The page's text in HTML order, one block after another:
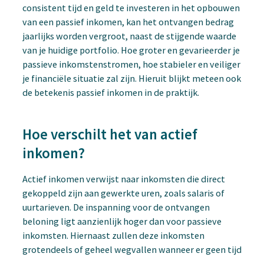
consistent tijd en geld te investeren in het opbouwen
van een passief inkomen, kan het ontvangen bedrag
jaarlijks worden vergroot, naast de stijgende waarde
van je huidige portfolio. Hoe groter en gevarieerder je
passieve inkomstenstromen, hoe stabieler en veiliger
je financiële situatie zal zijn. Hieruit blijkt meteen ook
de betekenis passief inkomen in de praktijk.
Hoe verschilt het van actief
inkomen?
Actief inkomen verwijst naar inkomsten die direct
gekoppeld zijn aan gewerkte uren, zoals salaris of
uurtarieven. De inspanning voor de ontvangen
beloning ligt aanzienlijk hoger dan voor passieve
inkomsten. Hiernaast zullen deze inkomsten
grotendeels of geheel wegvallen wanneer er geen tijd